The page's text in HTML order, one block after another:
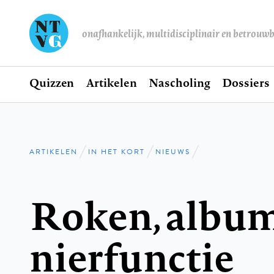
onafhankelijk, multidisciplinair en
Hoofdnavigatie
Home
Quizzen Artikelen Nascholing Dossiers
Kruimelpad
ARTIKELEN IN HET KORT NIEUWS
Roken,
nierfunctie